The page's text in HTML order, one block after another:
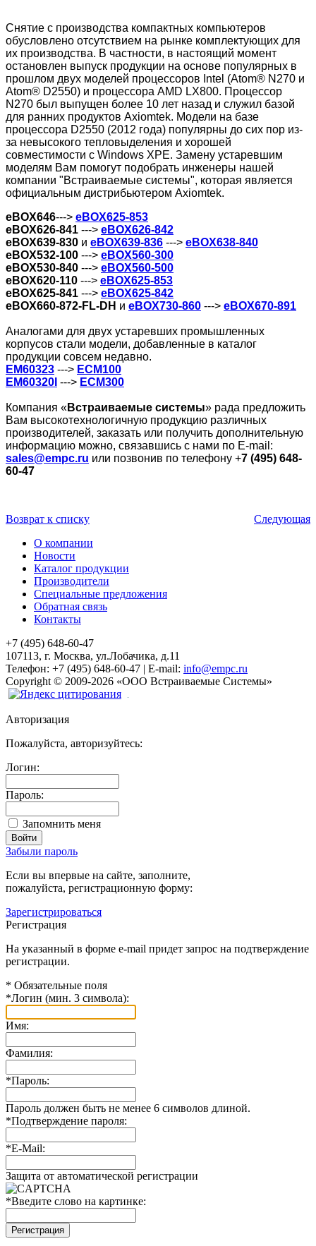
Снятие с производства компактных компьютеров
обусловлено отсутствием на рынке комплектующих для
их производства. В частности, в настоящий момент
остановлен выпуск продукции на основе популярных в
прошлом двух моделей процессоров Intel (Atom® N270 и
Atom® D2550) и процессора AMD LX800. Процессор
N270 был выпущен более 10 лет назад и служил базой
для ранних продуктов Axiomtek. Модели на базе
процессора D2550 (2012 года) популярны до сих пор из-
за невысокого тепловыделения и хорошей
совместимости с Windows XPE. Замену устаревшим
моделям Вам помогут подобрать инженеры нашей
компании "Встраиваемые системы", которая является
официальным дистрибьютером Axiomtek.
eBOX646---> ‎‎ eBOX625-853
eBOX626-841 ---> eBOX626-842
eBOX639-830 и eBOX639-836 ---> eBOX638-840
eBOX532-100 ---> eBOX560-300
eBOX530-840 ---> eBOX560-500
eBOX620-110 ---> eBOX625-853
eBOX625-841 ---> eBOX625-842
eBOX660-872-FL-DH и eBOX730-860 ---> eBOX670-891
Аналогами для двух устаревших промышленных
корпусов стали модели, добавленные в каталог
продукции совсем недавно.
EM60323 ---> ECM100
EM60320I ---> ECM300
Компания «Встраиваемые системы» рада предложить
Вам высокотехнологичную продукцию различных
производителей, заказать или получить дополнительную
информацию можно, связавшись с нами по E-mail:
sales@empc.ru или позвонив по телефону +7 (495) 648-
60-47
Возврат к списку
Следующая
О компании
Новости
Каталог продукции
Производители
Специальные предложения
Обратная связь
Контакты
+7 (495) 648-60-47
107113, г. Москва, ул.Лобачика, д.11
Телефон: +7 (495) 648-60-47 | E-mail: info@empc.ru
Copyright © 2009-2026 «ООО Встраиваемые Системы»
Авторизация
Пожалуйста, авторизуйтесь:
Логин:
Пароль:
Запомнить меня
Забыли пароль
Если вы впервые на сайте, заполните,
пожалуйста, регистрационную форму:
Зарегистрироваться
Регистрация
На указанный в форме e-mail придет запрос на подтверждение
регистрации.
* Обязательные поля
*Логин (мин. 3 символа):
Имя:
Фамилия:
*Пароль:
Пароль должен быть не менее 6 символов длиной.
*Подтверждение пароля:
*E-Mail:
Защита от автоматической регистрации
*Введите слово на картинке: